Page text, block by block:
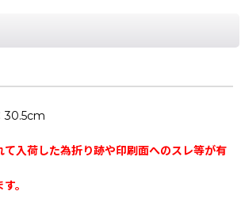
30.5cm
入荷した為折り跡や印刷面へのスレ等が有
。